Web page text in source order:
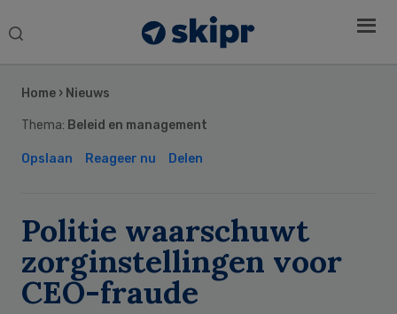
Search
Home › Nieuws
Thema: Beleid en management
Opslaan Reageer nu Delen
Politie waarschuwt
zorginstellingen voor
CEO-fraude
Sidebar